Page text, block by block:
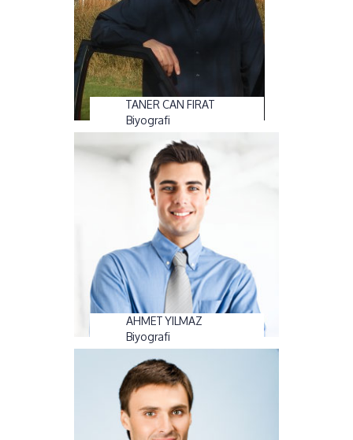
TANER CAN FIRAT
Biyografi
AHMET YILMAZ
Biyografi